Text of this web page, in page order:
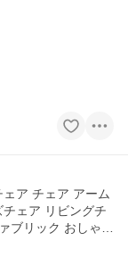
ア チェア アーム
ェア リビングチ
ブリック おしゃれ